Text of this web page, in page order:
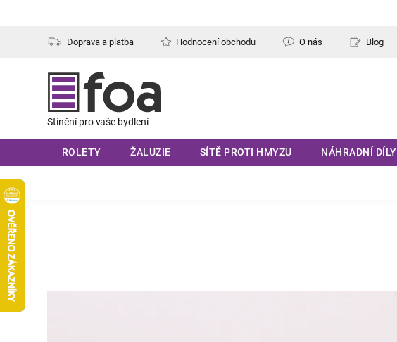
Doprava a platba Hodnocení obchodu O nás Blog
ROLETY ŽALUZIE SÍTĚ PROTI HMYZU NÁHRADNÍ DÍLY